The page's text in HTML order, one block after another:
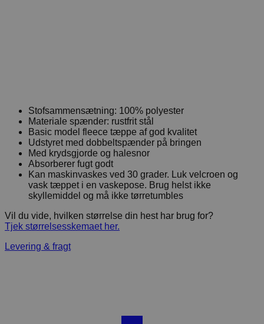
Stofsammensætning: 100% polyester
Materiale spænder: rustfrit stål
Basic model fleece tæppe af god kvalitet
Udstyret med dobbeltspænder på bringen
Med krydsgjorde og halesnor
Absorberer fugt godt
Kan maskinvaskes ved 30 grader. Luk velcroen og
vask tæppet i en vaskepose. Brug helst ikke
skyllemiddel og må ikke tørretumbles
Vil du vide, hvilken størrelse din hest har brug for?
Tjek størrelsesskemaet her.
Levering & fragt